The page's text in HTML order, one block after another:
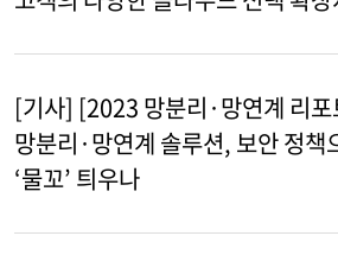
[기사] [2023 망분리·망연계 리포
망분리·망연계 솔루션, 보안 정책
‘물꼬’ 틔우나